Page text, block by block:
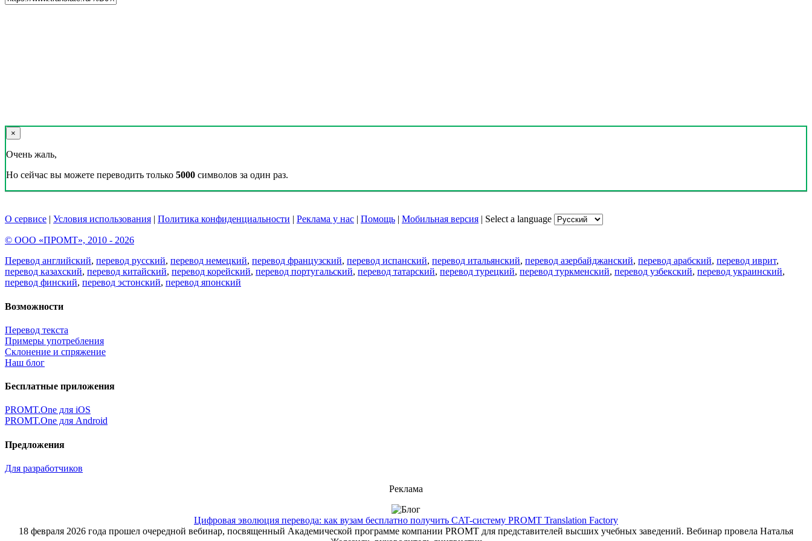
×
Очень жаль,
Но сейчас вы можете переводить только 5000 символов за один раз.
О сервисе | Условия использования | Политика конфиденциальности | Реклама у нас | Помощь | Мобильная версия | Select a language
© ООО «ПРОМТ», 2010 - 2026
Перевод английский, перевод русский, перевод немецкий, перевод французский, перевод испанский, перевод итальянский, перевод азербайджанский, перевод арабский, перевод иврит,
перевод казахский, перевод китайский, перевод корейский, перевод португальский, перевод татарский, перевод турецкий, перевод туркменский, перевод узбекский, перевод украинский,
перевод финский, перевод эстонский, перевод японский
Возможности
Перевод текста
Примеры употребления
Склонение и спряжение
Наш блог
Бесплатные приложения
PROMT.One для iOS
PROMT.One для Android
Предложения
Для разработчиков
Реклама
Цифровая эволюция перевода: как вузам бесплатно получить CAT-систему PROMT Translation Factory
18 февраля 2026 года прошел очередной вебинар, посвященный Академической программе компании PROMT для представителей высших учебных заведений. Вебинар провела Наталья